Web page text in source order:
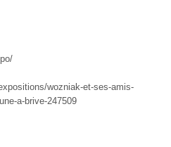
wozniak-et-ses-amis-
a-brive-247509